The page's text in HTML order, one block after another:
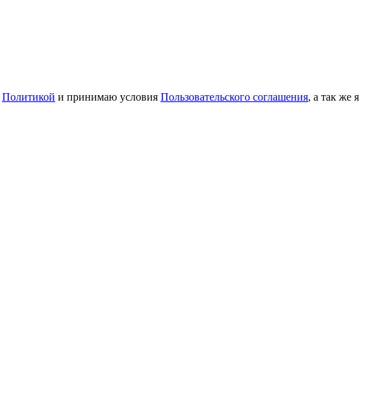
Политикой и принимаю условия Пользовательского соглашения, а так же я